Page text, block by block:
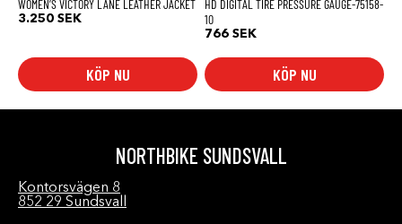
WOMEN’S VICTORY LANE LEATHER JACKET
3.250 SEK
KÖP NU
HD DIGITAL TIRE PRESSURE GAUGE-75158-
10
766 SEK
KÖP NU
NORTHBIKE SUNDSVALL
Kontorsvägen 8
852 29 Sundsvall